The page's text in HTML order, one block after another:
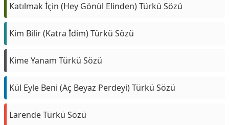
Katılmak İçin (Hey Gönül Elinden) Türkü Sözü
Kim Bilir (Katra İdim) Türkü Sözü
Kime Yanam Türkü Sözü
Kül Eyle Beni (Aç Beyaz Perdeyi) Türkü Sözü
Larende Türkü Sözü